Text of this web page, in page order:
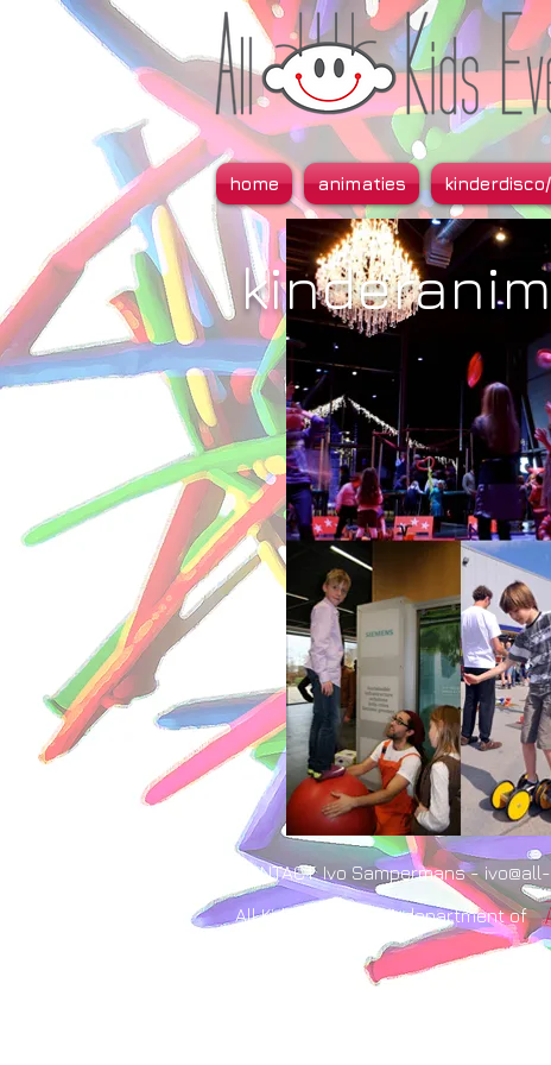
home animaties
CONTACT: Ivo Sampermans -
All Kids Events - A department of